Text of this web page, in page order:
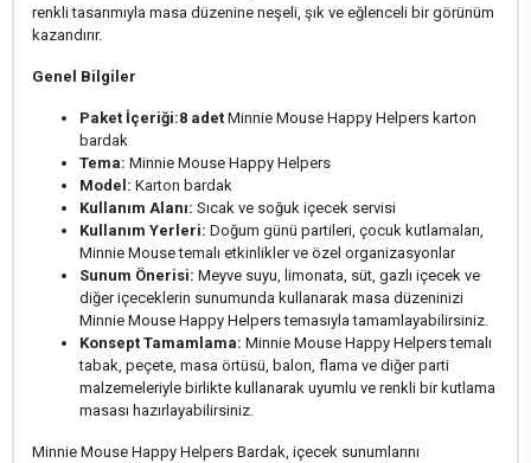
renkli tasarımıyla masa düzenine neşeli, şık ve eğlenceli bir görünüm
kazandırır.
Genel Bilgiler
Paket İçeriği:8 adet Minnie Mouse Happy Helpers karton
bardak
Tema: Minnie Mouse Happy Helpers
Model: Karton bardak
Kullanım Alanı: Sıcak ve soğuk içecek servisi
Kullanım Yerleri: Doğum günü partileri, çocuk kutlamaları,
Minnie Mouse temalı etkinlikler ve özel organizasyonlar
Sunum Önerisi: Meyve suyu, limonata, süt, gazlı içecek ve
diğer içeceklerin sunumunda kullanarak masa düzeninizi
Minnie Mouse Happy Helpers temasıyla tamamlayabilirsiniz.
Konsept Tamamlama: Minnie Mouse Happy Helpers temalı
tabak, peçete, masa örtüsü, balon, flama ve diğer parti
malzemeleriyle birlikte kullanarak uyumlu ve renkli bir kutlama
masası hazırlayabilirsiniz.
Minnie Mouse Happy Helpers Bardak, içecek sunumlarını